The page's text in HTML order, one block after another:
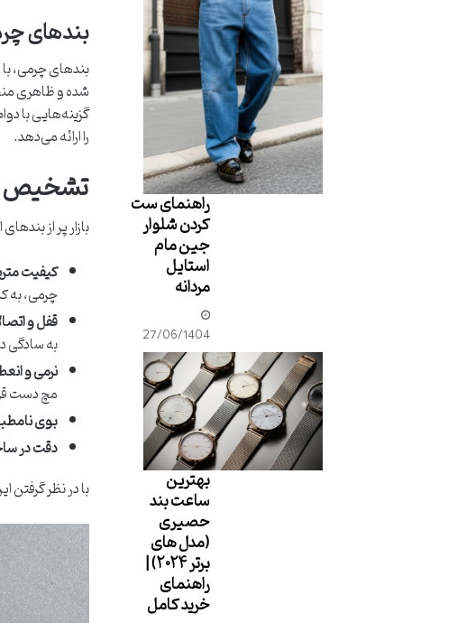
بندهای
بندهای چرمی،
شده و ظاهری
گزینه‌هایی با
را ارائه می‌دهد.
تشخیص
بازار پر از
کیفیت
چرمی،
قفل و
به سادگی
نرمی و
مچ دست
بوی
دقت در
با در نظر گرفتن
راهنمای ست
کردن شلوار
جین مام
استایل
مردانه
27/06/1404
بهترین
ساعت بند
حصیری
(مدل های
برتر ۲۰۲۴) |
راهنمای
خرید کامل